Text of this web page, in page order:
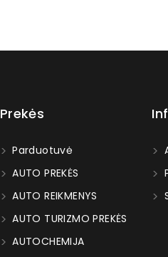
Prekės
Parduotuvė
AUTO PREKĖS
AUTO REIKMENYS
AUTO TURIZMO PREKĖS
AUTOCHEMIJA